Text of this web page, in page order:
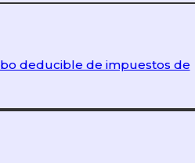
deducible de impuestos de